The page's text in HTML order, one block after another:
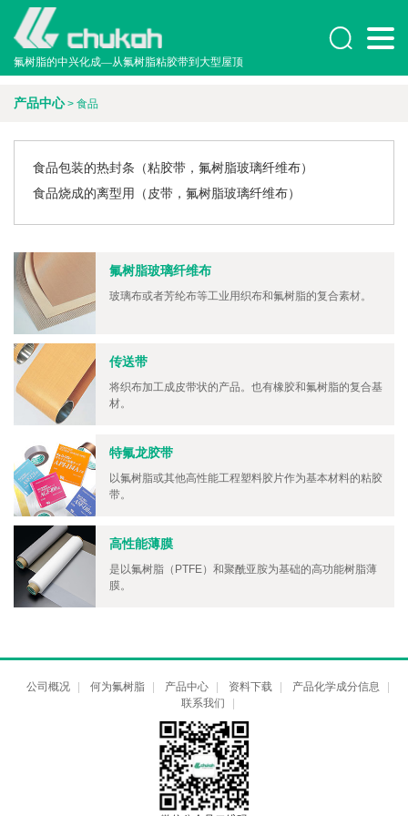
氟树脂的中兴化成—从氟树脂粘胶带到大型屋顶

产品中心> 食品
食品包装的热封条（粘胶带，氟树脂玻璃纤维布）
食品烧成的离型用（皮带，氟树脂玻璃纤维布）
氟树脂玻璃纤维布
玻璃布或者芳纶布等工业用织布和氟树脂的复合素材。
传送带
将织布加工成皮带状的产品。也有橡胶和氟树脂的复合基
材。
特氟龙胶带
以氟树脂或其他高性能工程塑料胶片作为基本材料的粘胶
带。
高性能薄膜
是以氟树脂（PTFE）和聚酰亚胺为基础的高功能树脂薄
膜。
公司概况 何为氟树脂 产品中心 资料下载 产品化学成分信息
联系我们